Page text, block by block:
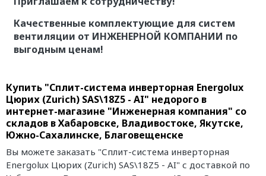
Качественные комплектующие для систем
вентиляции от ИНЖЕНЕРНОЙ КОМПАНИИ по
выгодным ценам!
Купить "Сплит-система инверторная Energolux
Цюрих (Zurich) SAS\18Z5 - AI" недорого в
интернет-магазине "Инженерная компания" со
складов в Хабаровске, Владивостоке, Якутске,
Южно-Сахалинске, Благовещенске
Вы можете заказать "Сплит-система инверторная
Energolux Цюрих (Zurich) SAS\18Z5 - AI" с доставкой по